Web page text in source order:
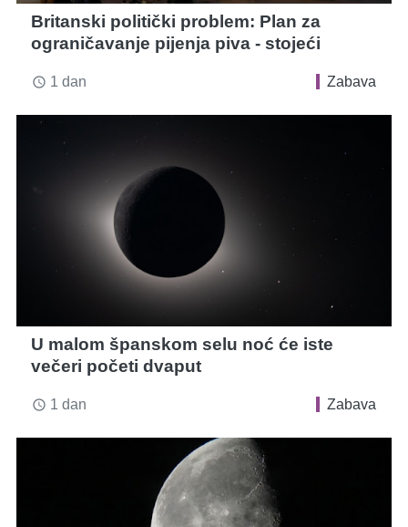
Britanski politički problem: Plan za
ograničavanje pijenja piva - stojeći
access_time 1 dan Zabava
U malom španskom selu noć će iste
večeri početi dvaput
access_time 1 dan Zabava